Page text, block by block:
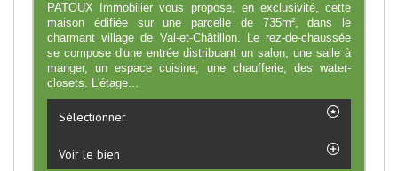
PATOUX Immobilier vous propose, en exclusivité, cette
maison édifiée sur une parcelle de 735m², dans le
charmant village de Val-et-Châtillon. Le rez-de-chaussée
se compose d'une entrée distribuant un salon, une salle à
manger, un espace cuisine, une chaufferie, des water-
closets. L'étage...
Sélectionner
Voir le bien